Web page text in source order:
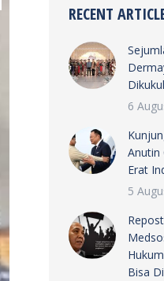
RECENT
6
Anutin
Erat
5
Bisa